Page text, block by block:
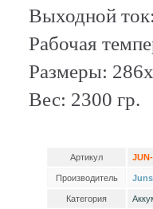
Выходной
Рабочая
Размеры:
Вес: 2300 гр.
Артикул
Производитель
Категория